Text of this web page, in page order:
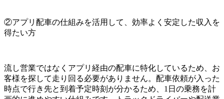
②アプリ配車の仕組みを活用して、効率よく安定した収入を
得たい方
流し営業ではなくアプリ経由の配車に特化しているため、お
客様を探して走り回る必要がありません。配車依頼が入った
時点で行き先と到着予定時刻が分かるため、1日の乗務を計